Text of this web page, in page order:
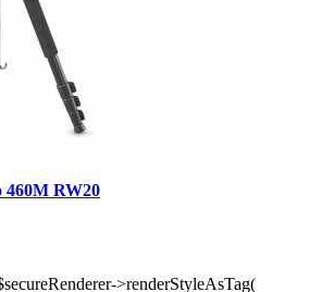
460M RW20
>renderStyleAsTag(